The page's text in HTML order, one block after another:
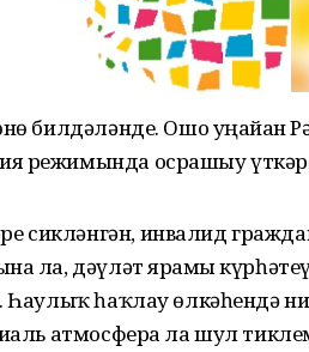
билдәләнде. Ошо уңайҙан
режимында осрашыу
сикләнгән, инвалид
ла, дәүләт ярҙамы
Һаулыҡ һаҡлау өлкәһендә
атмосфера ла шул